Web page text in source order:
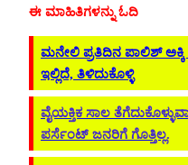
ಈ ಮಾಹಿತಿಗಳನ್ನು ಓದಿ
ಮನೇಲಿ ಪ್ರತಿದಿನ ಪಾಲಿಶ್
ಇಲ್ಲಿದೆ, ತಿಳಿದುಕೊಳ್ಳಿ
ವೈಯಕ್ತಿಕ ಸಾಲ
ಪರ್ಸೆಂಟ್ ಜನರಿಗೆ ಗೊತ್ತಿಲ್ಲ.